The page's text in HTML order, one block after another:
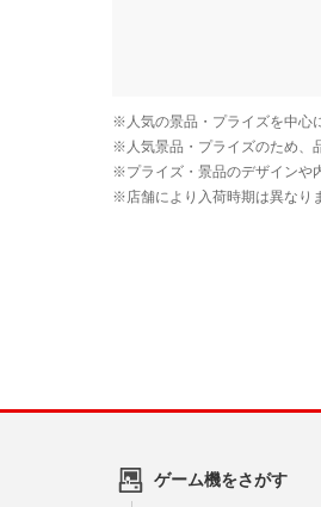
ゲーム機をさがす